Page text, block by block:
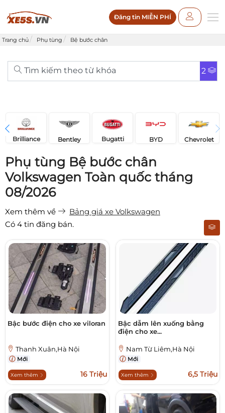
Đăng tin MIỄN PHÍ
Trang chủ Phụ tùng Bệ bước chân
Tìm kiếm theo từ khóa 2
Brilliance Bentley Bugatti BYD Chevrolet
Phụ tùng Bệ bước chân
Volkswagen Toàn quốc tháng
08/2026
Xem thêm về
Bảng giá xe Volkswagen
Có 4 tin đăng bán.
Bậc bước điện cho xe viloran
Thanh Xuân,Hà Nội
Mới
Xem thêm 16 Triệu
Bậc dẫm lên xuống bằng
điện cho xe...
Nam Từ Liêm,Hà Nội
Mới
Xem thêm 6,5 Triệu